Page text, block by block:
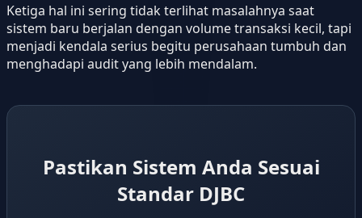
Ketiga hal ini sering tidak terlihat masalahnya saat
sistem baru berjalan dengan volume transaksi kecil, tapi
menjadi kendala serius begitu perusahaan tumbuh dan
menghadapi audit yang lebih mendalam.
Pastikan Sistem Anda Sesuai
Standar DJBC